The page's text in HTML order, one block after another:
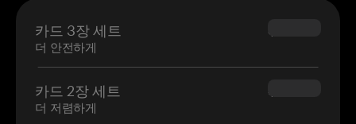
카드 3장 세트
더 안전하게
$69.90
카드 2장 세트
더 저렴하게
$54.90